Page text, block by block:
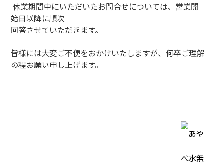
休業期間中にいただいたお問合せについては、営業開
始日以降に順次
回答させていただきます。
皆様には大変ご不便をおかけいたしますが、何卒ご理解
の程お願い申し上げます。